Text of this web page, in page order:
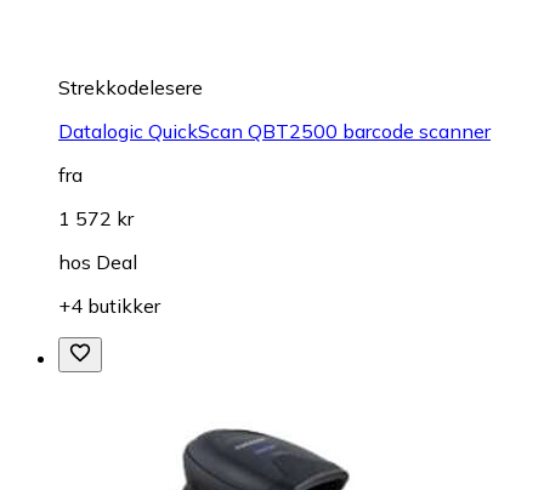
Strekkodelesere
Datalogic QuickScan QBT2500 barcode scanner
fra
1 572 kr
hos Deal
+4 butikker